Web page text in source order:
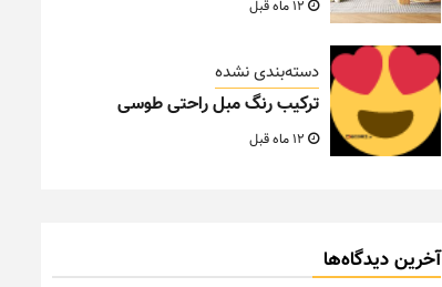
دسته‌بندی نشده
ترکیب رنگ مبل راحتی طوسی
آخرین دیدگاه‌ها